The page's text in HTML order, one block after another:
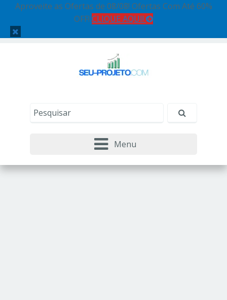
Aproveite as Ofertas de 08/08! Ofertas Com Até 60%
OFF! CLIQUE AQUI!
Menu